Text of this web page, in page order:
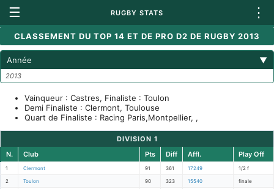
☰ RUGBY STATS ⋮
CLASSEMENT DU TOP 14 ET DE PRO D2 DE RUGBY 2013
Année ▼
2013
Vainqueur : Castres, Finaliste : Toulon
Demi Finaliste : Clermont, Toulouse
Quart de Finaliste : Racing Paris,Montpellier, ,
DIVISION 1
N.
Club Pts Diff Affl. Play Off
1 Clermont 91 361 17249 1/2 f
2 Toulon 90 323 15540 finale